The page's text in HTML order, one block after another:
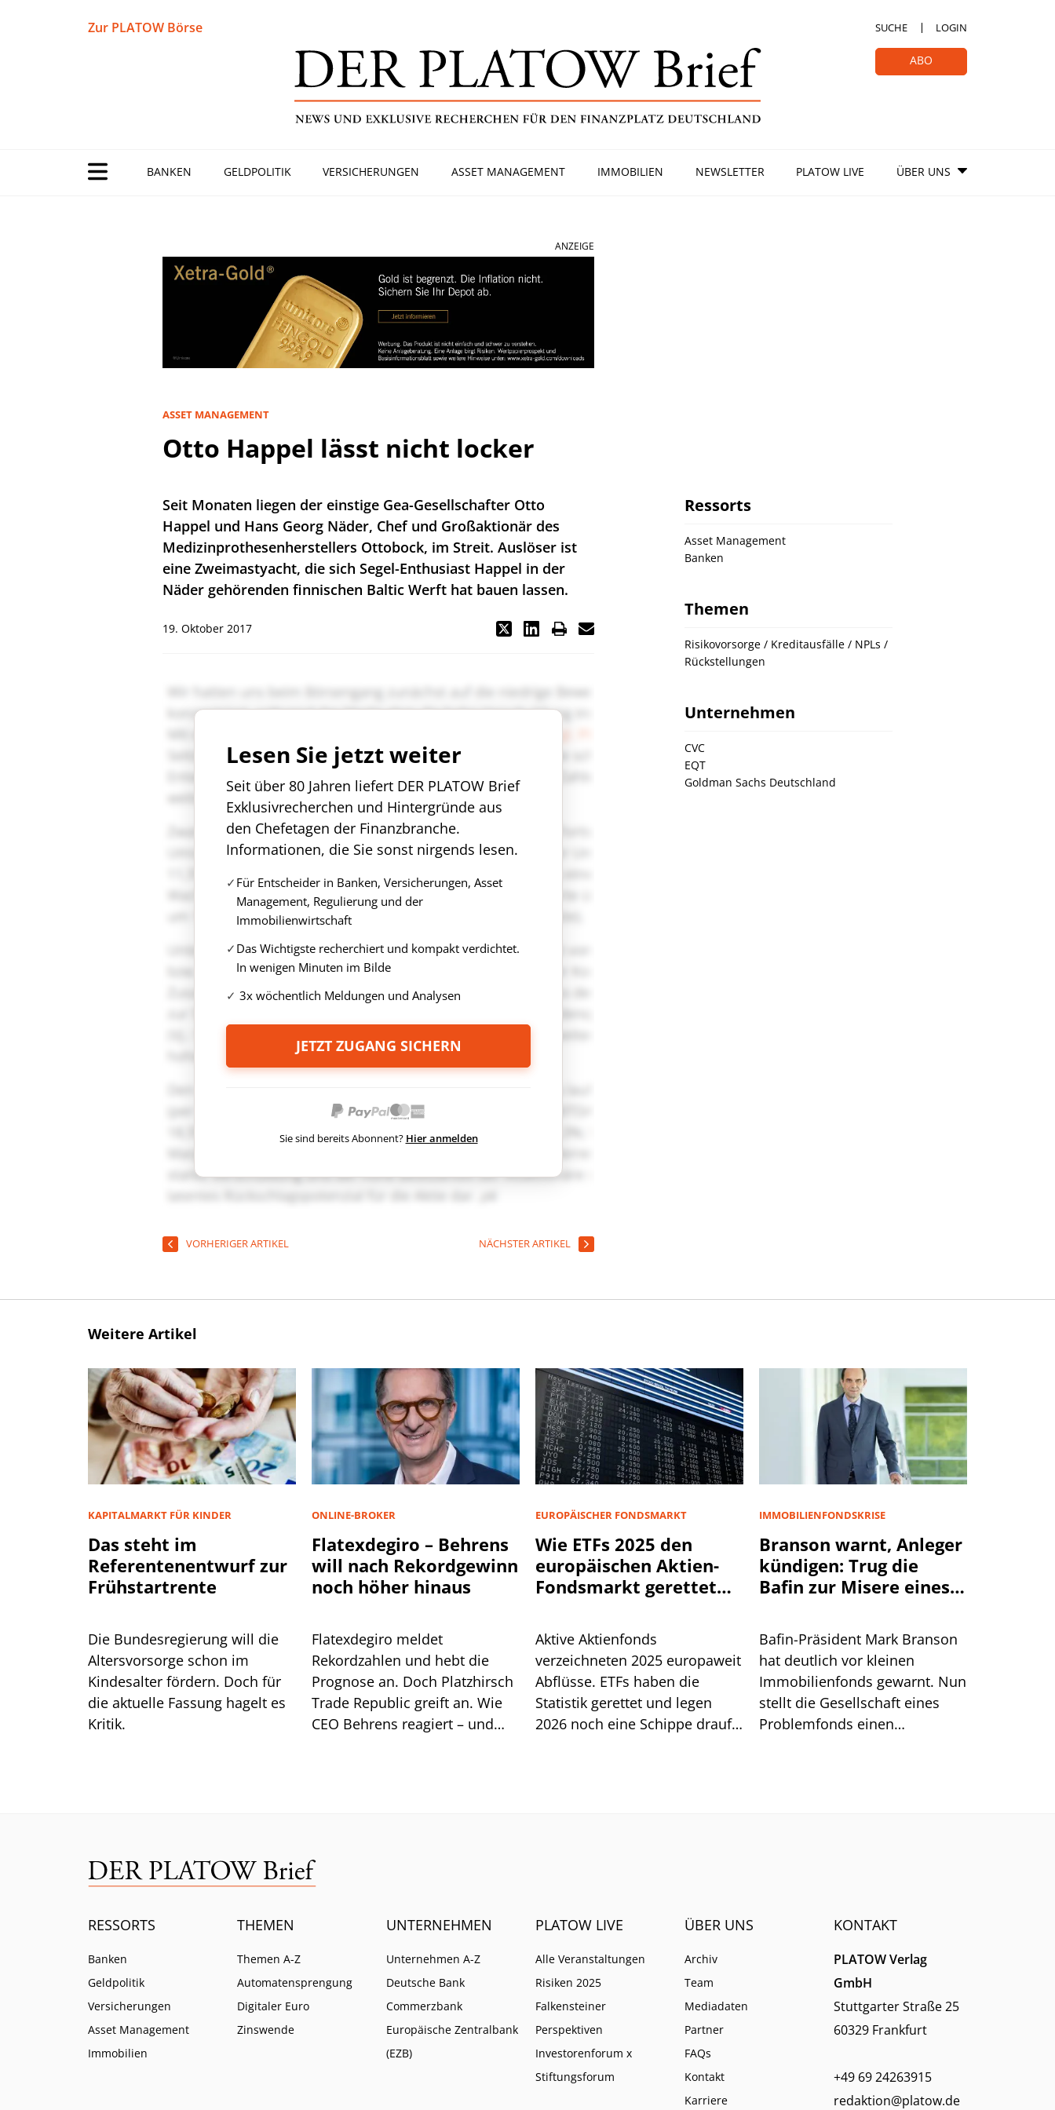
Zur PLATOW Börse SUCHE LOGIN
ABO
BANKEN GELDPOLITIK VERSICHERUNGEN ASSET MANAGEMENT IMMOBILIEN NEWSLETTER PLATOW LIVE ÜBER UNS
ANZEIGE
ASSET MANAGEMENT
Otto Happel lässt nicht locker
Seit Monaten liegen der einstige Gea-Gesellschafter Otto
Happel und Hans Georg Näder, Chef und Großaktionär des
Medizinprothesenherstellers Ottobock, im Streit. Auslöser ist
eine Zweimastyacht, die sich Segel-Enthusiast Happel in der
Näder gehörenden finnischen Baltic Werft hat bauen lassen.
19. Oktober 2017
Lesen Sie jetzt weiter
Seit über 80 Jahren liefert DER PLATOW Brief
Exklusivrecherchen und Hintergründe aus
den Chefetagen der Finanzbranche.
Informationen, die Sie sonst nirgends lesen.
Für Entscheider in Banken, Versicherungen, Asset
Management, Regulierung und der
Immobilienwirtschaft
Das Wichtigste recherchiert und kompakt verdichtet.
In wenigen Minuten im Bilde
3x wöchentlich Meldungen und Analysen
JETZT ZUGANG SICHERN
Sie sind bereits Abonnent? Hier anmelden
VORHERIGER ARTIKEL NÄCHSTER ARTIKEL
Ressorts
Asset Management
Banken
Themen
Risikovorsorge / Kreditausfälle / NPLs /
Rückstellungen
Unternehmen
CVC
EQT
Goldman Sachs Deutschland
Weitere Artikel
KAPITALMARKT FÜR KINDER
Das steht im
Referentenentwurf zur
Frühstartrente
Die Bundesregierung will die
Altersvorsorge schon im
Kindesalter fördern. Doch für
die aktuelle Fassung hagelt es
Kritik.
ONLINE-BROKER
Flatexdegiro – Behrens
will nach Rekordgewinn
noch höher hinaus
Flatexdegiro meldet
Rekordzahlen und hebt die
Prognose an. Doch Platzhirsch
Trade Republic greift an. Wie
CEO Behrens reagiert – und
EUROPÄISCHER FONDSMARKT
Wie ETFs 2025 den
europäischen Aktien-
Fondsmarkt gerettet
Aktive Aktienfonds
verzeichneten 2025 europaweit
Abflüsse. ETFs haben die
Statistik gerettet und legen
2026 noch eine Schippe drauf.
IMMOBILIENFONDSKRISE
Branson warnt, Anleger
kündigen: Trug die
Bafin zur Misere eines
Bafin-Präsident Mark Branson
hat deutlich vor kleinen
Immobilienfonds gewarnt. Nun
stellt die Gesellschaft eines
Problemfonds einen
RESSORTS
Banken
Geldpolitik
Versicherungen
Asset Management
Immobilien
THEMEN
Themen A-Z
Automatensprengung
Digitaler Euro
Zinswende
UNTERNEHMEN
Unternehmen A-Z
Deutsche Bank
Commerzbank
Europäische Zentralbank
(EZB)
PLATOW LIVE
Alle Veranstaltungen
Risiken 2025
Falkensteiner
Perspektiven
Investorenforum x
Stiftungsforum
ÜBER UNS
Archiv
Team
Mediadaten
Partner
FAQs
Kontakt
Karriere
KONTAKT
PLATOW Verlag
GmbH
Stuttgarter Straße 25
60329 Frankfurt
+49 69 24263915
redaktion@platow.de